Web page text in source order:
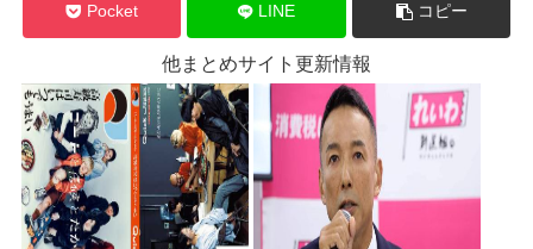
Pocket LINE コピー
他まとめサイト更新情報